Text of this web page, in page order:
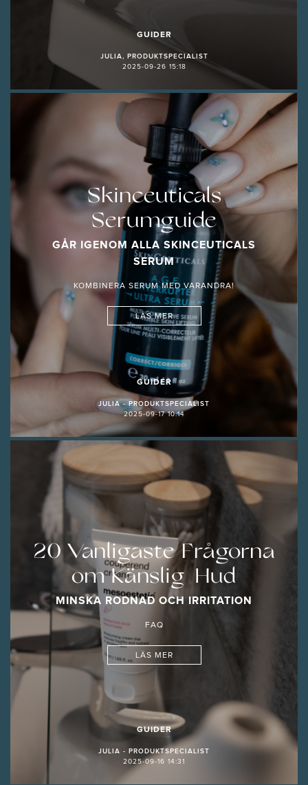
GUIDER
JULIA, PRODUKTSPECIALIST
2025-09-26 15:18
Skinceuticals
Serumguide
GÅR IGENOM ALLA SKINCEUTICALS
SERUM
KOMBINERA SERUM MED VARANDRA!
LÄS MER
GUIDER
JULIA - PRODUKTSPECIALIST
2025-09-17 10:14
20 Vanligaste Frågorna
om Känslig Hud
MINSKA RODNAD OCH IRRITATION
FAQ
LÄS MER
GUIDER
JULIA - PRODUKTSPECIALIST
2025-09-16 14:31